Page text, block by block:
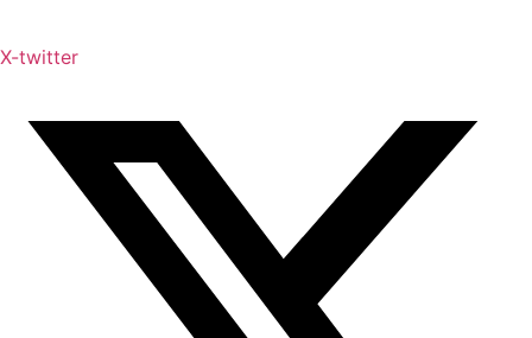
X-twitter